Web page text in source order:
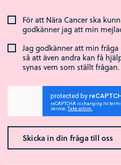
För att Nära Cancer ska
godkänner jag att min
Jag godkänner att min fråga
så att även andra kan få
synas vem som ställt frågan.
Skicka in din fråga till oss